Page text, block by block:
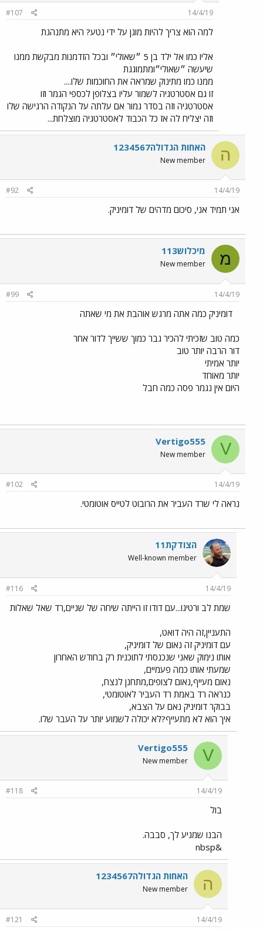
14/4/19
#107
למה הוא צריך להיות מוגן על ידי נטע? היא מתנהגת
אליו כמו אל ילד בן 5 ״שאולי״ ובכל הזדמנות מבקשת ממנו
שיעשה ״שאולי״ומתמוגגת
ממנו כמו מתינוק שמראה את החוכמות שלו....
זו גם אסטרטגיה לשמור עליו בצלופן לכספי הגמר וזו
אסטרטגיה וזה בסדר גמור אם עלתה על הנקודה הרגישה שלו
וזה יצליח לה אז כל הכבוד לאסטרטגיה מוצלחת...
ה האחות הגדולה1234567
New member
14/4/19
#92
אני תמיד אני, סיכום מדהים של דומיניק.
מ מיכלוש113
New member
14/4/19
#99
דומיניק כמה אתה מרגש אוהבת את מי שאתה
כמה טוב שזכיתי להכיר גבר כמוך ששייך לדור אחר
דור הרבה יותר טוב
יותר אמיתי
יותר מאוחד
היום אין נגמר פסה כמה חבל
V
Vertigo555
New member
14/4/19
#102
נראה לי שרד העביר את הרובוט לטייס אוטומטי.
הצודקת11
Well-known member
14/4/19
#116
שמת לב ורטיגו...עם דודו זו הייתה שיחה של שניים,רד שאל שאלות
התעניין,זה היה דואט,
עם דומיניק זה נאום של דומיניק,
אותו נימוק שאני שנכנסתי לתוכנית רק בחודש האחרון
שמעתי אותו כמה פעמיים,
נאום מעייף,נאום לצופים,מתחנן לנצח,
כנראה רד באמת רד העביר לאוטומטי,
בבוקר דומיניק נאם על הצבא,
איך הוא לא מתעייף?לא יכולה לשמוע יותר על העבר שלו.
V
Vertigo555
New member
14/4/19
#118
בול
הבנו שמגיע לך, סבבה.
&nbsp
ה האחות הגדולה1234567
New member
14/4/19
#121